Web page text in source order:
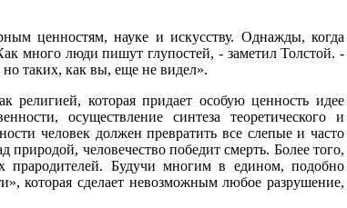
ценностям, науке и искусству. Однажды, когда
много люди пишут глупостей, - заметил Толстой. -
таких, как вы, еще не видел».
религией, которая придает особую ценность идее
осуществление синтеза теоретического и
человек должен превратить все слепые и часто
человечество победит смерть. Более того,
прародителей. Будучи многим в едином, подобно
которая сделает невозможным любое разрушение,